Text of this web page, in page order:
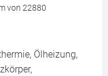
von 22880
Ölheizung,